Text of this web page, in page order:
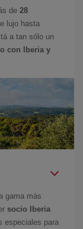
de 28
lujo hasta
a tan sólo un
con Iberia y
gama más
socio Iberia
especiales para